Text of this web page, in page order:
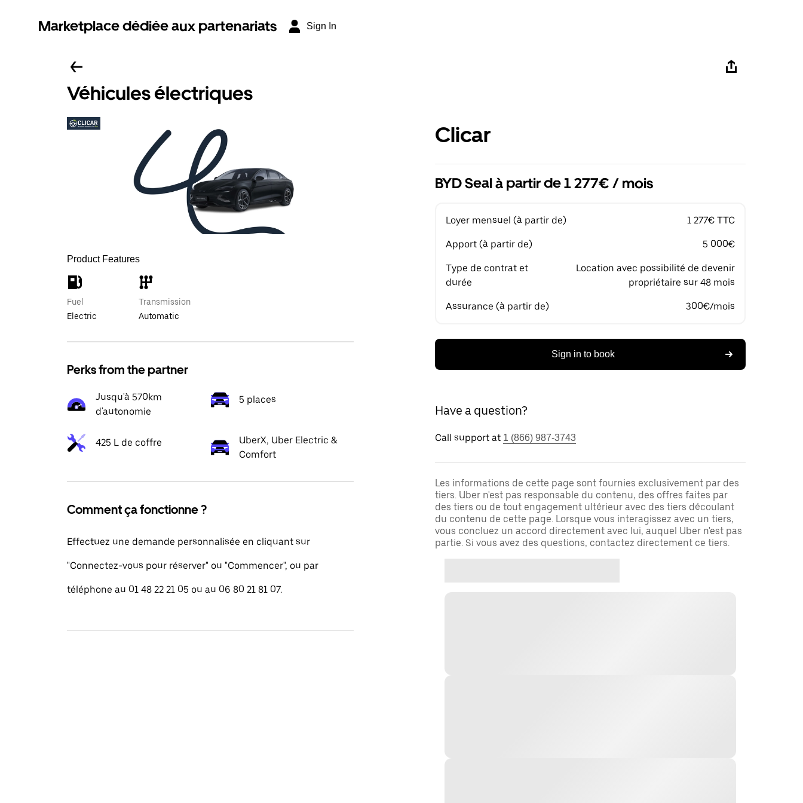
Marketplace dédiée aux partenariats Sign In
Véhicules électriques
Product Features
Fuel
Electric
Transmission
Automatic
Perks from the partner
Jusqu'à 570km
d'autonomie
5 places
425 L de coffre
UberX, Uber Electric &
Comfort
Comment ça fonctionne ?
Effectuez une demande personnalisée en cliquant sur
"Connectez-vous pour réserver" ou "Commencer", ou par
téléphone au 01 48 22 21 05 ou au 06 80 21 81 07.
Clicar
BYD Seal à partir de 1 277€ / mois
Loyer mensuel (à partir de) 1 277€ TTC
Apport (à partir de) 5 000€
Type de contrat et
durée
Location avec possibilité de devenir
propriétaire sur 48 mois
Assurance (à partir de) 300€/mois
Sign in to book
Have a question?
Call support at 1 (866) 987-3743
Les informations de cette page sont fournies exclusivement par des
tiers. Uber n'est pas responsable du contenu, des offres faites par
des tiers ou de tout engagement ultérieur avec des tiers découlant
du contenu de cette page. Lorsque vous interagissez avec un tiers,
vous concluez un accord directement avec lui, auquel Uber n'est pas
partie. Si vous avez des questions, contactez directement ce tiers.